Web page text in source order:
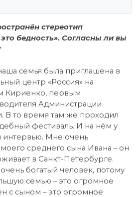
стереотип
бедность». Согласны ли вы
семья была приглашена в
центр «Россия» на
Кириенко, первым
Администрации
В то время там же проходил
фестиваль. И на нём у
интервью. Мне очень
среднего сына Ивана – он
в Санкт-Петербурге.
богатый человек, потому
семью – это огромное
с сыном – это огромное